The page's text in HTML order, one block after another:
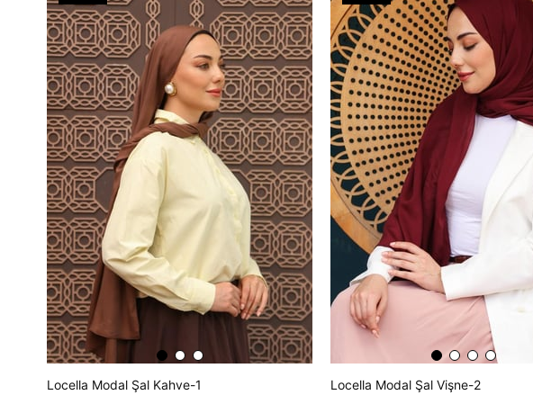
Locella Modal Şal Kahve-1
Ürün
Locella Modal Şal Vişne-2
Ürün